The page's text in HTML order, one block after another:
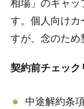
相場」のギャッ
す。個人向けカ
すが、念のため
契約前チェック
中途解約条